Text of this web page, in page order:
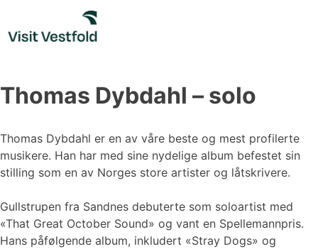
content
Thomas Dybdahl – solo
Thomas Dybdahl er en av våre beste og mest profilerte
musikere. Han har med sine nydelige album befestet sin
stilling som en av Norges store artister og låtskrivere.
Gullstrupen fra Sandnes debuterte som soloartist med
«That Great October Sound» og vant en Spellemannpris.
Hans påfølgende album, inkludert «Stray Dogs» og